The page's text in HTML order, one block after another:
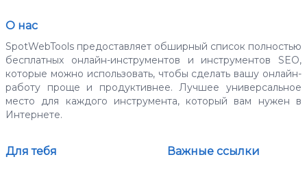
О нас
SpotWebTools предоставляет обширный список полностью
бесплатных онлайн-инструментов и инструментов SEO,
которые можно использовать, чтобы сделать вашу онлайн-
работу проще и продуктивнее. Лучшее универсальное
место для каждого инструмента, который вам нужен в
Интернете.
Для тебя Важные ссылки